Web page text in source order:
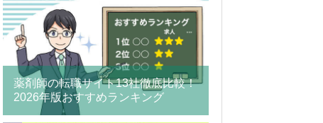
薬剤師の転職サイト13社徹底比較！
2026年版おすすめランキング